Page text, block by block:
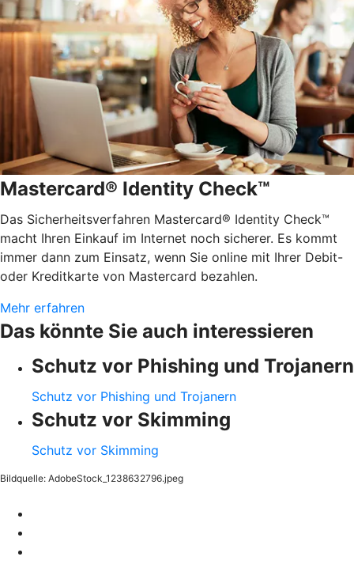
Mastercard® Identity Check™
Das Sicherheitsverfahren Mastercard® Identity Check™
macht Ihren Einkauf im Internet noch sicherer. Es kommt
immer dann zum Einsatz, wenn Sie online mit Ihrer Debit-
oder Kreditkarte von Mastercard bezahlen.
Mehr erfahren
Das könnte Sie auch interessieren
Schutz vor Phishing und Trojanern
Schutz vor Phishing und Trojanern
Schutz vor Skimming
Schutz vor Skimming
Bildquelle: AdobeStock_1238632796.jpeg